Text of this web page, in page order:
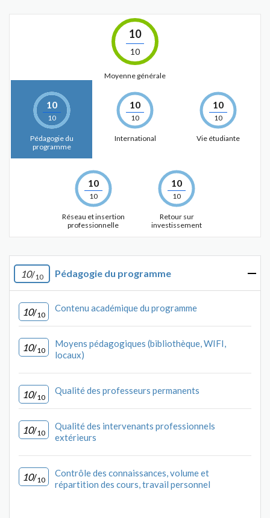
10
10
Moyenne générale
10
10
Pédagogie du
programme
10
10
International
10
10
Vie étudiante
10
10
Réseau et insertion
professionnelle
10
10
Retour sur
investissement
10/10 Pédagogie du programme
10/10
Contenu académique du programme
10/10
Moyens pédagogiques (bibliothèque, WIFI,
locaux)
10/10
Qualité des professeurs permanents
10/10
Qualité des intervenants professionnels
extérieurs
10/10
Contrôle des connaissances, volume et
répartition des cours, travail personnel